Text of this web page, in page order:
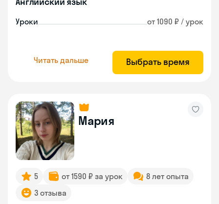
Уроки от 1090 ₽ / урок
Читать дальше Выбрать время
Мария
5 от 1590 ₽ за урок
8 лет опыта
3 отзыва